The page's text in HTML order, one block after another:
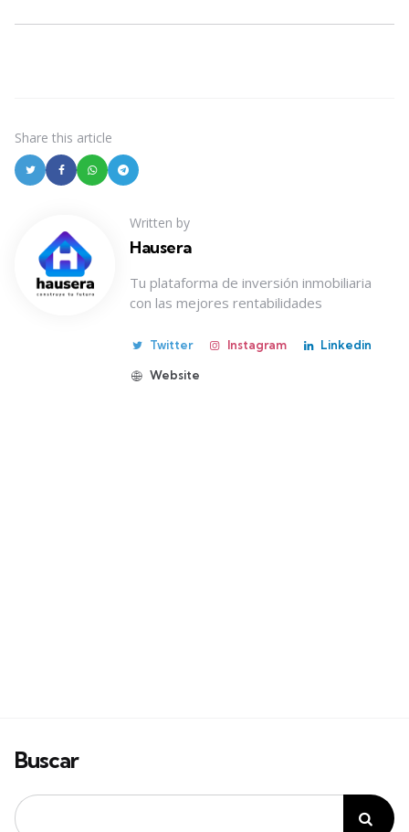
Share this article
Written by
Hausera
Tu plataforma de inversión inmobiliaria
con las mejores rentabilidades
Twitter Instagram Linkedin
Website
Buscar